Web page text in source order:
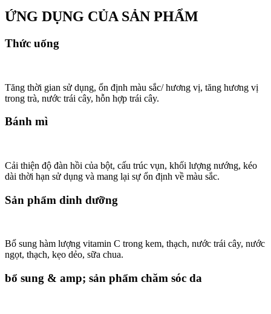
ỨNG DỤNG CỦA SẢN PHẨM
Thức uống
Tăng thời gian sử dụng, ổn định màu sắc/ hương vị, tăng hương vị
trong trà, nước trái cây, hỗn hợp trái cây.
Bánh mì
Cải thiện độ đàn hồi của bột, cấu trúc vụn, khối lượng nướng, kéo
dài thời hạn sử dụng và mang lại sự ổn định về màu sắc.
Sản phẩm dinh dưỡng
Bổ sung hàm lượng vitamin C trong kem, thạch, nước trái cây, nước
ngọt, thạch, kẹo dẻo, sữa chua.
bổ sung & amp; sản phẩm chăm sóc da